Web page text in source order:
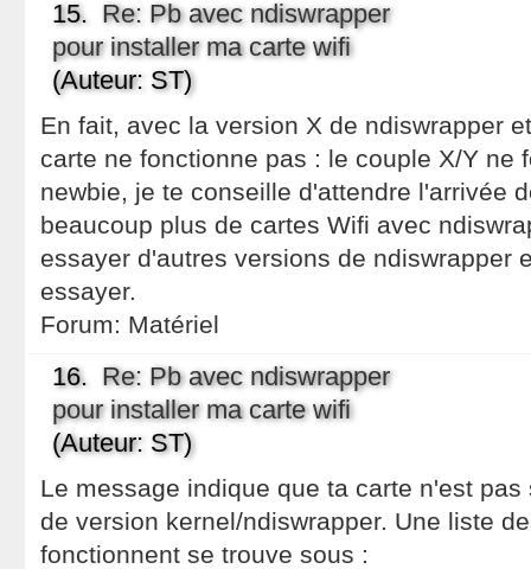
15. Re: Pb avec ndiswrapper
pour installer ma carte wifi
(Auteur: ST)
En fait, avec la version X de ndiswrapper
carte ne fonctionne pas : le couple X/Y ne
newbie, je te conseille d'attendre l'arrivée
beaucoup plus de cartes Wifi avec
essayer d'autres versions de ndiswrapper
essayer.
Forum: Matériel
16. Re: Pb avec ndiswrapper
pour installer ma carte wifi
(Auteur: ST)
Le message indique que ta carte n'est
de version kernel/ndiswrapper. Une liste
fonctionnent se trouve sous :